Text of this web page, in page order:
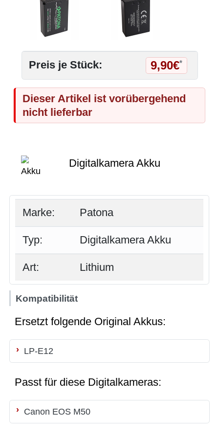
Preis je Stück: 9,90€*
Dieser Artikel ist vorübergehend
nicht lieferbar
Digitalkamera Akku
Marke: Patona
Typ: Digitalkamera Akku
Art: Lithium
Kompatibilität
Ersetzt folgende Original Akkus:
LP-E12
Passt für diese Digitalkameras:
Canon EOS M50